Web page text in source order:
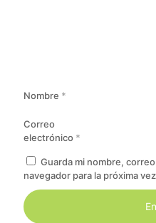
Nombre *
Correo
electrónico *
Guarda mi nombre,
navegador para la próxima